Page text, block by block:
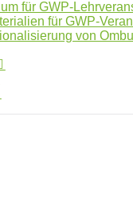
für GWP-
für GWP-
von